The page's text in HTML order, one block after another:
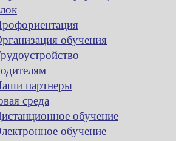
обучения
партнеры
среда
обучение
обучение